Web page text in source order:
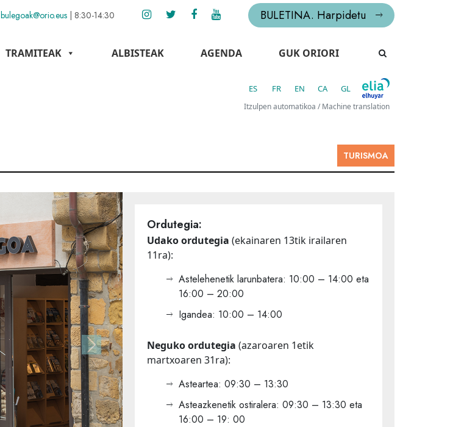
bulegoak@orio.eus | 8:30-14:30 BULETINA. Harpidetu
TRAMITEAK ALBISTEAK AGENDA GUK ORIORI
ES FR EN CA GL
Itzulpen automatikoa / Machine translation
TURISMOA
Next
Ordutegia:
Udako ordutegia (ekainaren 13tik irailaren
11ra):
Astelehenetik larunbatera: 10:00 – 14:00 eta
16:00 – 20:00
Igandea: 10:00 – 14:00
Neguko ordutegia (azaroaren 1etik
martxoaren 31ra):
Asteartea: 09:30 – 13:30
Asteazkenetik ostiralera: 09:30 – 13:30 eta
16:00 – 19: 00